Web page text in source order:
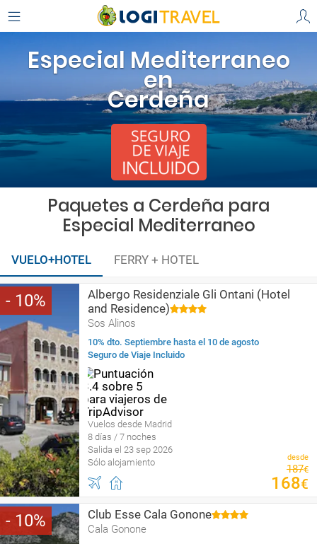
Especial Mediterraneo
en
Cerdeña
Paquetes a Cerdeña para
Especial Mediterraneo
VUELO+HOTEL FERRY + HOTEL
10
Albergo Residenziale Gli Ontani (Hotel
and Residence)
Sos Alinos
10% dto. Septiembre hasta el 10 de agosto
Seguro de Viaje Incluido
Vuelos desde Madrid
8 días / 7 noches
Salida el 23 sep 2026
Sólo alojamiento
desde
187€
168€
10 Club Esse Cala Gonone
Cala Gonone